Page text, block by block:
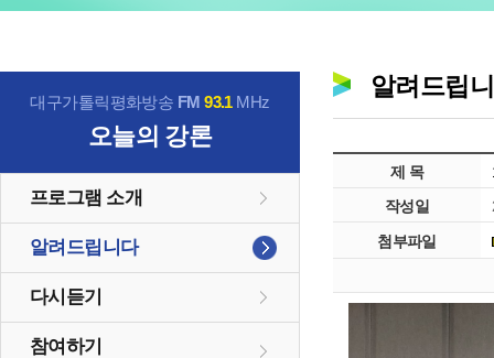
대구가톨릭평화방송 FM93.1MHz
오늘의 강론
프로그램 소개
알려드립니다
다시듣기
참여하기
알려드립
제 목
작성일
첨부파일